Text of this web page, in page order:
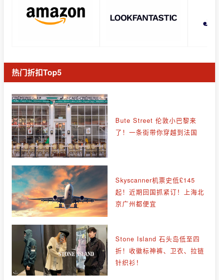
热门折扣Top5
Bute Street 伦敦小巴黎来
了！一条街带你穿越到法国
Skyscanner机票史低£145
起！近期回国抓紧订！上海北
京广州都便宜
Stone Island 石头岛低至四
折！收徽标神裤、卫衣、拉链
针织衫！